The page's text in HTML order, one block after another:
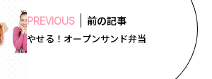
PREVIOUS 前の記事
やせる！オープンサンド弁当